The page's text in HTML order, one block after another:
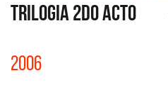
TRILOGIA 2do ACTO
2006